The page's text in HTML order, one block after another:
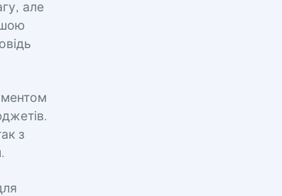
але
з